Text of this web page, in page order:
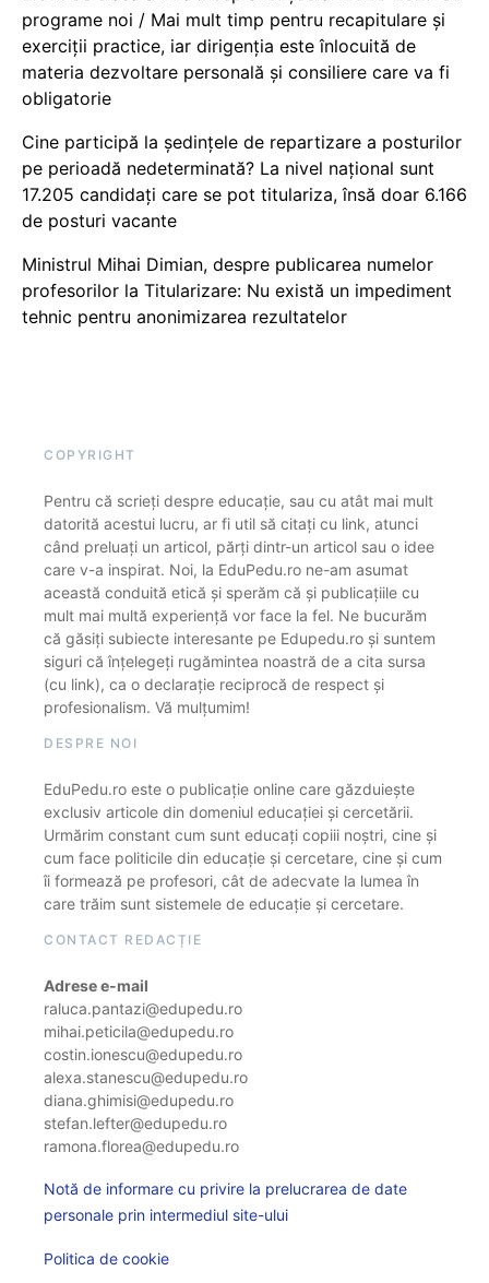
programe noi / Mai mult timp pentru recapitulare și
exerciții practice, iar dirigenția este înlocuită de
materia dezvoltare personală și consiliere care va fi
obligatorie
Cine participă la ședințele de repartizare a posturilor
pe perioadă nedeterminată? La nivel național sunt
17.205 candidați care se pot titulariza, însă doar 6.166
de posturi vacante
Ministrul Mihai Dimian, despre publicarea numelor
profesorilor la Titularizare: Nu există un impediment
tehnic pentru anonimizarea rezultatelor
COPYRIGHT
Pentru că scrieți despre educație, sau cu atât mai mult
datorită acestui lucru, ar fi util să citați cu link, atunci
când preluați un articol, părți dintr-un articol sau o idee
care v-a inspirat. Noi, la EduPedu.ro ne-am asumat
această conduită etică și sperăm că și publicațiile cu
mult mai multă experiență vor face la fel. Ne bucurăm
că găsiți subiecte interesante pe Edupedu.ro și suntem
siguri că înțelegeți rugămintea noastră de a cita sursa
(cu link), ca o declarație reciprocă de respect și
profesionalism. Vă mulțumim!
DESPRE NOI
EduPedu.ro este o publicație online care găzduiește
exclusiv articole din domeniul educației și cercetării.
Urmărim constant cum sunt educați copiii noștri, cine și
cum face politicile din educație și cercetare, cine și cum
îi formează pe profesori, cât de adecvate la lumea în
care trăim sunt sistemele de educație și cercetare.
CONTACT REDACȚIE
Adrese e-mail
raluca.pantazi@edupedu.ro
mihai.peticila@edupedu.ro
costin.ionescu@edupedu.ro
alexa.stanescu@edupedu.ro
diana.ghimisi@edupedu.ro
stefan.lefter@edupedu.ro
ramona.florea@edupedu.ro
Notă de informare cu privire la prelucrarea de date
personale prin intermediul site-ului
Politica de cookie